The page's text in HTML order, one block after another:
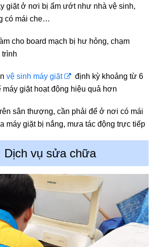
giặt ở nơi bị ẩm ướt như nhà vệ sinh,
có mái che…
cho board mạch bị hư hỏng, chạm
vệ sinh máy giặt
định kỳ khoảng từ 6
máy giặt hoạt động hiệu quả hơn
sân thượng, cần phải để ở nơi có mái
máy giặt bị nắng, mưa tác động trực tiếp
Dịch vụ sửa chữa